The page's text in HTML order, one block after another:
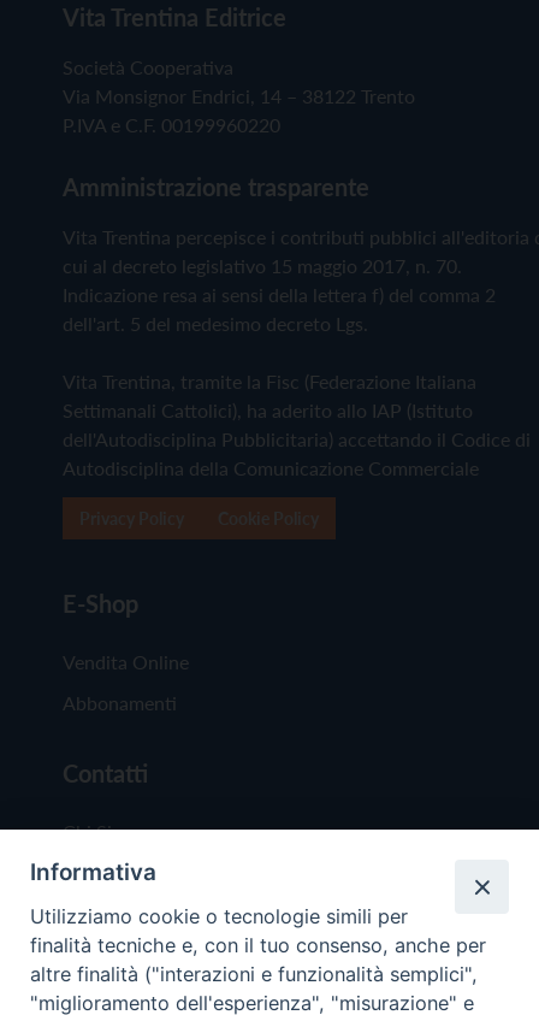
Vita Trentina Editrice
Società Cooperativa
Via Monsignor Endrici, 14 – 38122 Trento
P.IVA e C.F. 00199960220
Amministrazione trasparente
Vita Trentina percepisce i contributi pubblici all'editoria
cui al decreto legislativo 15 maggio 2017, n. 70.
Indicazione resa ai sensi della lettera f) del comma 2
dell'art. 5 del medesimo decreto Lgs.
Vita Trentina, tramite la Fisc (Federazione Italiana
Settimanali Cattolici), ha aderito allo IAP (Istituto
dell'Autodisciplina Pubblicitaria) accettando il Codice di
Autodisciplina della Comunicazione Commerciale
E-Shop
Vendita Online
Abbonamenti
Contatti
Chi Siamo
Redazione
Scrivici
Informativa
Utilizziamo cookie o tecnologie simili per
finalità tecniche e, con il tuo consenso, anche per
altre finalità ("interazioni e funzionalità semplici",
"miglioramento dell'esperienza", "misurazione" e